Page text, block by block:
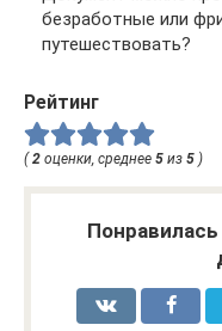
безработные или
путешествовать?
Рейтинг
( 2 оценки, среднее 5 из 5 )